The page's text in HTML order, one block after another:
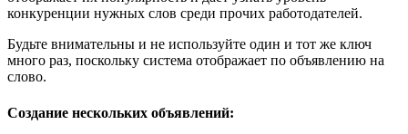
конкуренции нужных слов среди прочих работодателей.
Будьте внимательны и не используйте один и тот же ключ
много раз, поскольку система отображает по объявлению на
слово.
Создание нескольких объявлений: